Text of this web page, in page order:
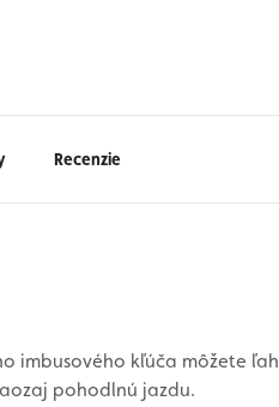
Recenzie
imbusového kľúča môžete
pohodlnú jazdu.